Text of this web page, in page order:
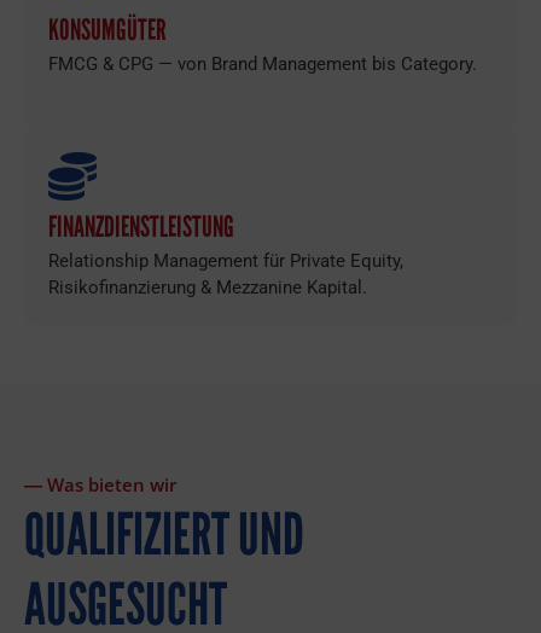
KONSUMGÜTER
FMCG & CPG — von Brand Management bis Category.
FINANZDIENSTLEISTUNG
Relationship Management für Private Equity,
Risikofinanzierung & Mezzanine Kapital.
― Was bieten wir
QUALIFIZIERT UND
AUSGESUCHT